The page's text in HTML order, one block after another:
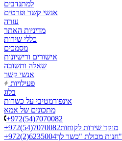
למתנדבים
אנשי קשר ופרטים
עזרה
מדיניות האתר
כללי שירות
מסמכים
אישורים ורישיונות
שאלה ותשובה
אנשי קשר
פעילויות
בלוג
אינפורמטיבי על כשרות
מתכונים של אמא
+972(54)7070082
+972(54)7070082מוקד שירות לקוחות
+972(2)6235004
חנות מכולת "כשר לך"